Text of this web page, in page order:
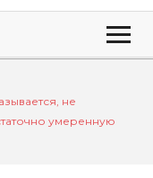
не
умеренную